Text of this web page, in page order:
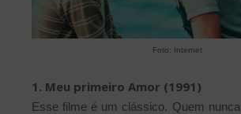
Foto: Internet
1. Meu primeiro Amor (1991)
Esse filme é um clássico. Quem